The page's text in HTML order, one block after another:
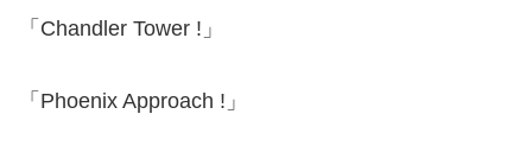
「Chandler Tower !」
「Phoenix Approach !」